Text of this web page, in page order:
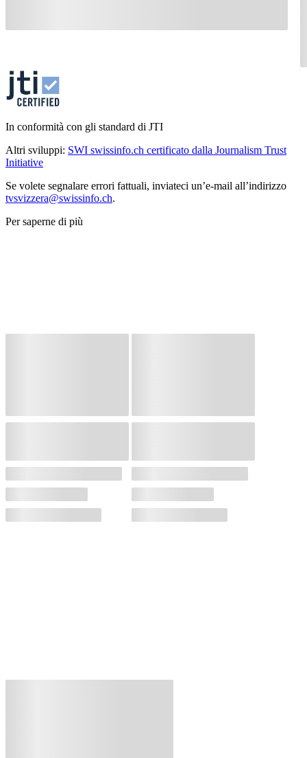
In conformità con gli standard di JTI
Altri sviluppi: SWI swissinfo.ch certificato dalla Journalism Trust
Initiative
Se volete segnalare errori fattuali, inviateci un’e-mail all’indirizzo
tvsvizzera@swissinfo.ch.
Per saperne di più